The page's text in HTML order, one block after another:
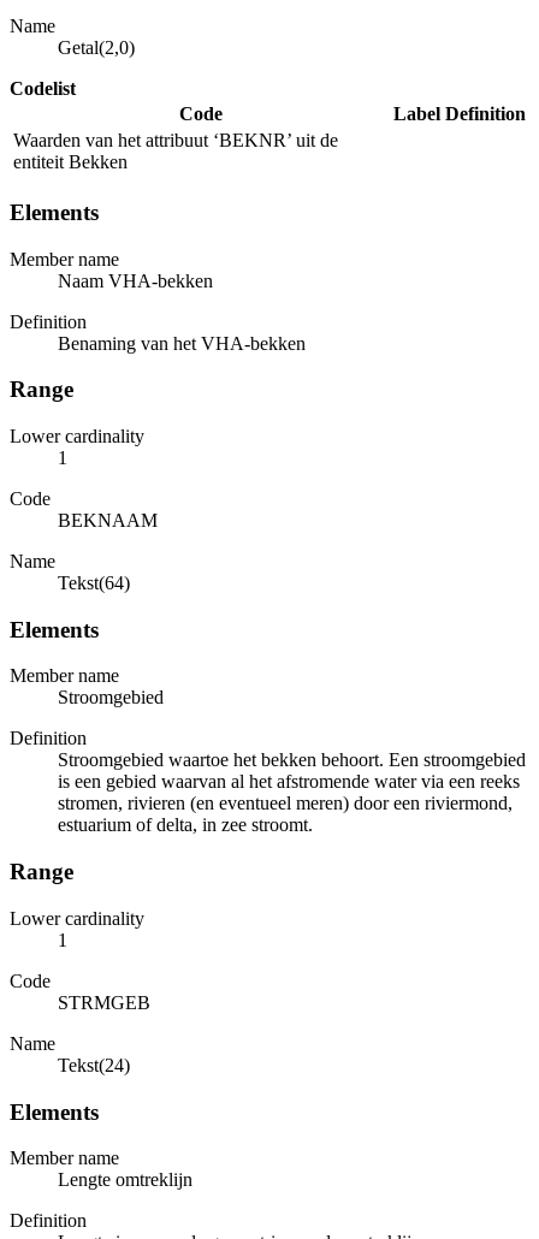
Name
Getal(2,0)
Codelist
Code
Label Definition
Waarden van het attribuut ‘BEKNR’ uit de
entiteit Bekken
Elements
Member name
Naam VHA-bekken
Definition
Benaming van het VHA-bekken
Range
Lower cardinality
1
Code
BEKNAAM
Name
Tekst(64)
Elements
Member name
Stroomgebied
Definition
Stroomgebied waartoe het bekken behoort. Een stroomgebied
is een gebied waarvan al het afstromende water via een reeks
stromen, rivieren (en eventueel meren) door een riviermond,
estuarium of delta, in zee stroomt.
Range
Lower cardinality
1
Code
STRMGEB
Name
Tekst(24)
Elements
Member name
Lengte omtreklijn
Definition